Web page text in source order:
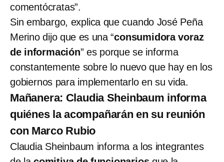
comentócratas”.
Sin embargo, explica que cuando José Peña
Merino dijo que es una “consumidora voraz
de información” es porque se informa
constantemente sobre lo nuevo que hay en los
gobiernos para implementarlo en su vida.
Mañanera: Claudia Sheinbaum informa
quiénes la acompañarán en su reunión
con Marco Rubio
Claudia Sheinbaum informa a los integrantes